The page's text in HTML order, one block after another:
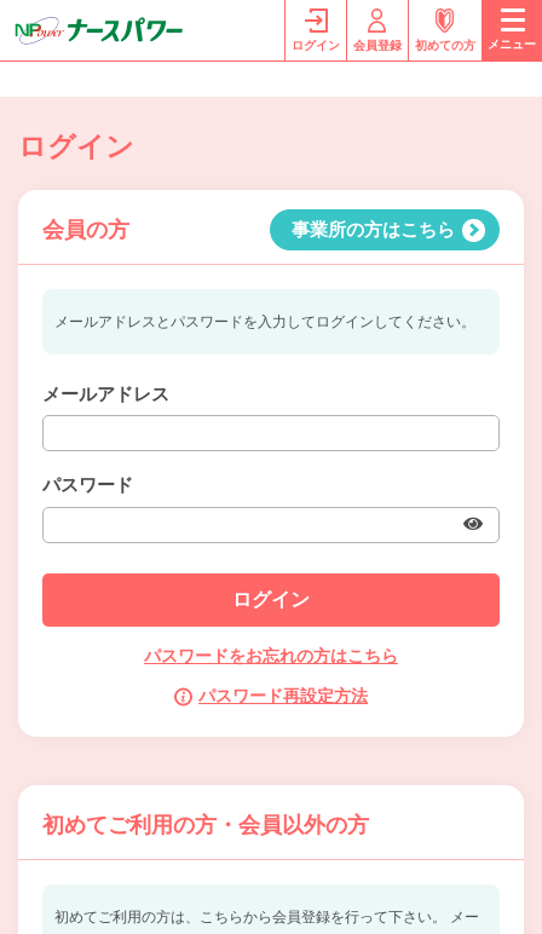
ログイン 会員登録 初めての方 メニュー
ログイン
会員の方 事業所の方はこちら
メールアドレスとパスワードを入力してログインしてください。
メールアドレス
パスワード
パスワードをお忘れの方はこちら
パスワード再設定方法
初めてご利用の方・会員以外の方
初めてご利用の方は、こちらから会員登録を行って下さい。
メー